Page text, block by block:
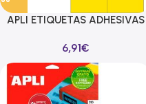
APLI ETIQUETAS ADHESIVAS
C/RECTOS 4 X 20H AMARILLO
6,91€